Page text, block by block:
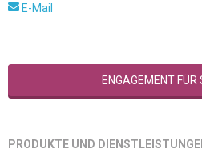
E-Mail
ENGAGEMENT FÜR
PRODUKTE UND